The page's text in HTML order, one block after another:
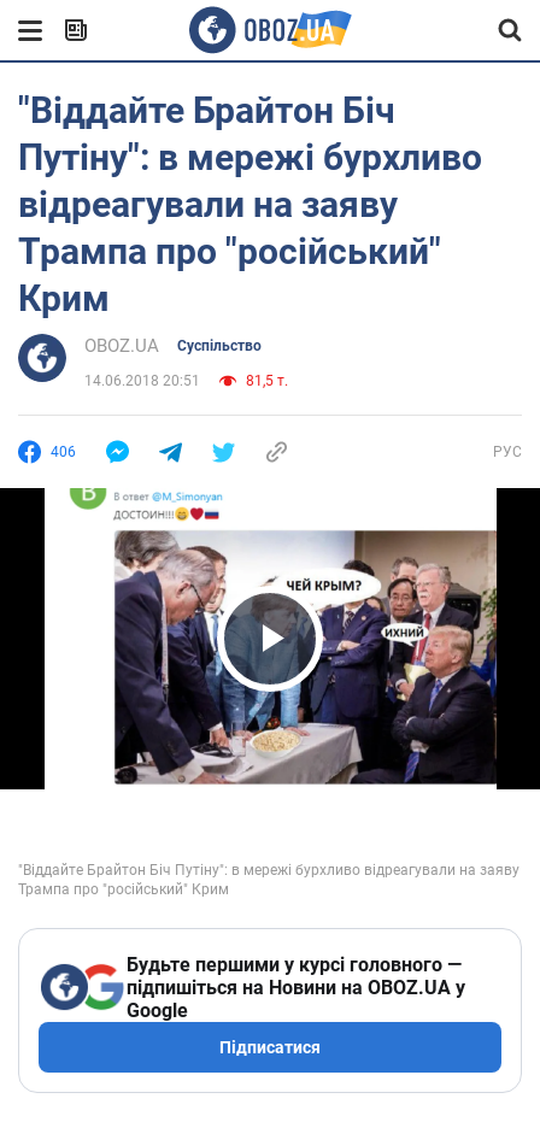
"Віддайте Брайтон Біч
Путіну": в мережі бурхливо
відреагували на заяву
Трампа про "російський"
Крим
OBOZ.UA Суспільство
14.06.2018 20:51 81,5 т.
406 РУС
Play Video
Будьте першими у курсі головного —
підпишіться на Новини на OBOZ.UA у
Google
Підписатися